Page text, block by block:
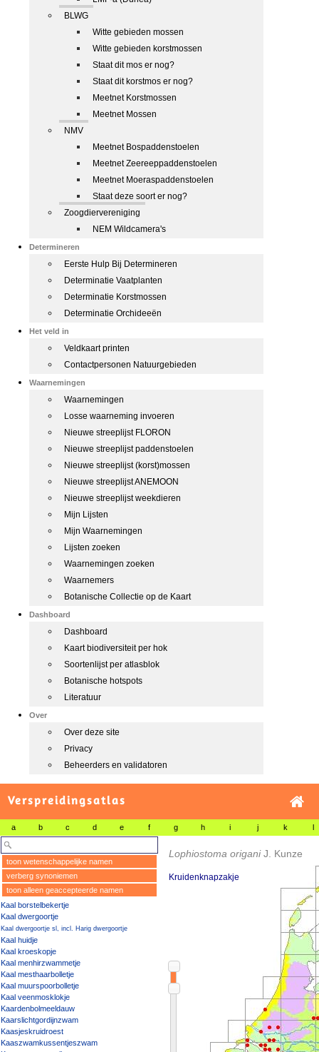
BLWG
Witte gebieden mossen
Witte gebieden korstmossen
Staat dit mos er nog?
Staat dit korstmos er nog?
Meetnet Korstmossen
Meetnet Mossen
NMV
Meetnet Bospaddenstoelen
Meetnet Zeereeppaddenstoelen
Meetnet Moeraspaddenstoelen
Staat deze soort er nog?
Zoogdiervereniging
NEM Wildcamera's
Determineren
Eerste Hulp Bij Determineren
Determinatie Vaatplanten
Determinatie Korstmossen
Determinatie Orchideeën
Het veld in
Veldkaart printen
Contactpersonen Natuurgebieden
Waarnemingen
Waarnemingen
Losse waarneming invoeren
Nieuwe streeplijst FLORON
Nieuwe streeplijst paddenstoelen
Nieuwe streeplijst (korst)mossen
Nieuwe streeplijst ANEMOON
Nieuwe streeplijst weekdieren
Mijn Lijsten
Mijn Waarnemingen
Lijsten zoeken
Waarnemingen zoeken
Waarnemers
Botanische Collectie op de Kaart
Dashboard
Dashboard
Kaart biodiversiteit per hok
Soortenlijst per atlasblok
Botanische hotspots
Literatuur
Over
Over deze site
Privacy
Beheerders en validatoren
Verspreidingsatlas
a b c d e f g h i j k l
toon wetenschappelijke namen
verberg synoniemen
toon alleen geaccepteerde namen
Kaal borstelbekertje
Kaal dwergoortje
Kaal dwergoortje sl, incl. Harig dwergoortje
Kaal huidje
Kaal kroeskopje
Kaal menhirzwammetje
Kaal mesthaarbolletje
Kaal muurspoorbolletje
Kaal veenmosklokje
Kaardenbolmeeldauw
Kaarslichtgordijnzwam
Kaasjeskruidroest
Kaaszwamkussentjeszwam
Lophiostoma origaniJ. Kunze
Kruidenknapzakje